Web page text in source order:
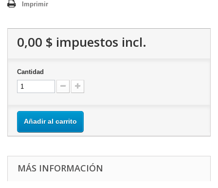
Imprimir
0,00 $ impuestos incl.
Cantidad
Añadir al carrito
MÁS INFORMACIÓN